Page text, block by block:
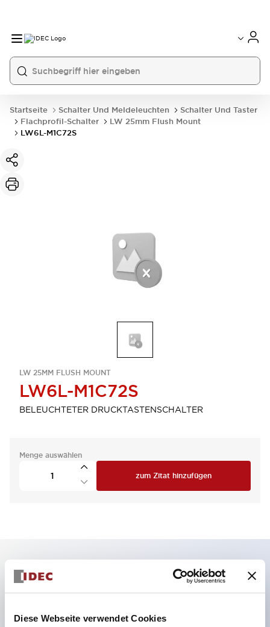
Diese Webseite verwendet Cookies
Startseite Schalter Und Meldeleuchten
Schalter Und Taster
Flachprofil-Schalter
LW 25mm Flush Mount
LW6L-M1C72S
LW 25MM FLUSH MOUNT
LW6L-M1C72S
BELEUCHTETER DRUCKTASTENSCHALTER
Menge auswählen
zum Zitat hinzufügen
Hauptmerkmale
Mehrfachbefestigung möglich